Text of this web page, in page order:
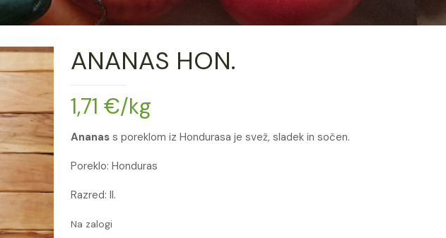
ANANAS HON.
1,71 €/kg
Ananass poreklom iz Hondurasa je svež, sladek in sočen.
Poreklo: Honduras
Razred: II.
Na zalogi